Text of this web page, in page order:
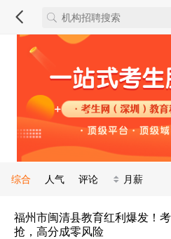
综合 人气 评论 月薪
福州市闽清县教育红利爆发！
抢，高分成零风险